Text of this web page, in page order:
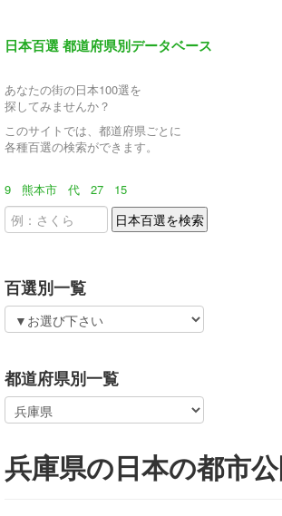
日本百選 都道府県別データベース
あなたの街の日本100選を
探してみませんか？
このサイトでは、都道府県ごとに
各種百選の検索ができます。
9 熊本市 代 27 15
百選別一覧
都道府県別一覧
兵庫県の日本の都市